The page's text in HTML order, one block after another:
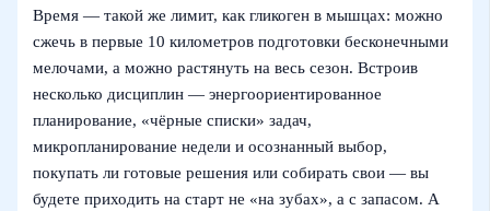
Время — такой же лимит, как гликоген в мышцах: можно
сжечь в первые 10 километров подготовки бесконечными
мелочами, а можно растянуть на весь сезон. Встроив
несколько дисциплин — энергоориентированное
планирование, «чёрные списки» задач,
микропланирование недели и осознанный выбор,
покупать ли готовые решения или собирать свои — вы
будете приходить на старт не «на зубах», а с запасом. А